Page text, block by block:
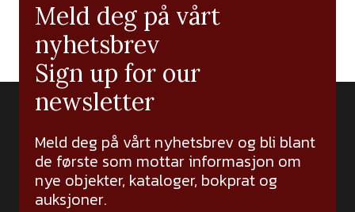
Meld deg på vårt
nyhetsbrev
Sign up for our
newsletter
Meld deg på vårt nyhetsbrev og bli blant
de første som mottar informasjon om
nye objekter, kataloger, bokprat og
auksjoner.